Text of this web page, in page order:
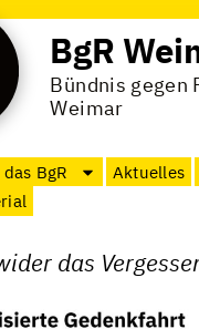
BgR
Bündnis gegen
Weimar
BgR Aktuelles
das